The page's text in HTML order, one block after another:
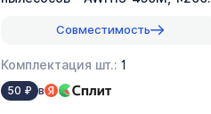
Совместимость
Комплектация шт.:1
50 ₽ в